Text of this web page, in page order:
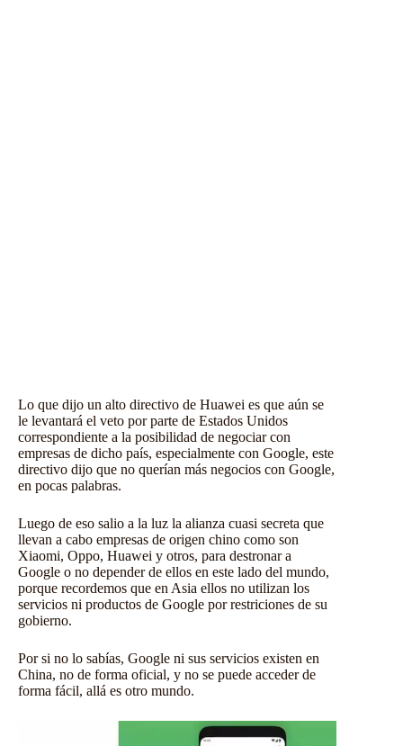
Lo que dijo un alto directivo de Huawei es que aún se
le levantará el veto por parte de Estados Unidos
correspondiente a la posibilidad de negociar con
empresas de dicho país, especialmente con Google, este
directivo dijo que no querían más negocios con Google,
en pocas palabras.
Luego de eso salio a la luz la alianza cuasi secreta que
llevan a cabo empresas de origen chino como son
Xiaomi, Oppo, Huawei y otros, para destronar a
Google o no depender de ellos en este lado del mundo,
porque recordemos que en Asia ellos no utilizan los
servicios ni productos de Google por restriciones de su
gobierno.
Por si no lo sabías, Google ni sus servicios existen en
China, no de forma oficial, y no se puede acceder de
forma fácil, allá es otro mundo.